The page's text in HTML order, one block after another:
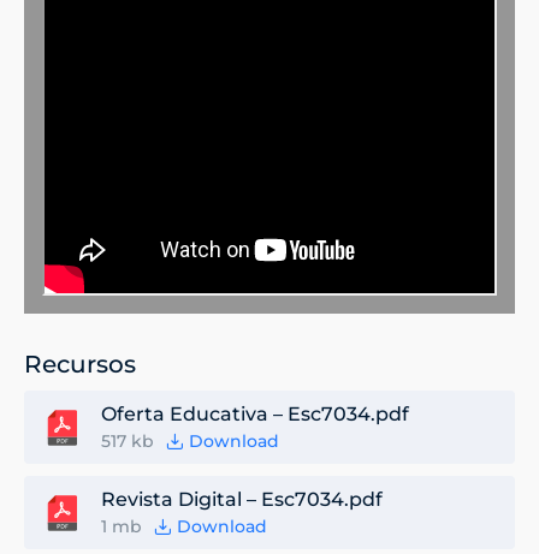
Recursos
Oferta Educativa – Esc7034.pdf
517 kb Download
Revista Digital – Esc7034.pdf
1 mb Download